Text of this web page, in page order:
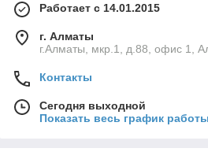
Работает с 14.01.2015
г. Алматы
г.Алматы, мкр.1, д.88, офис 1,
Контакты
Сегодня выходной
Показать весь график работы